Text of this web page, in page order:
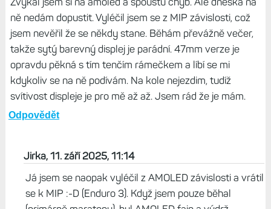
od včerejška Pro, displej super, ale už teď ví, že ta
tloušťka mu bude vadit v zimě kvůli oblečení.
Hlavně jsem zvědavý, jak to dopadne v budoucnu
s 43mm modelem, když už teď ho Garmin vypustil.
Odpovědět
G44, 10. září 2025, 13:47
Zvykal jsem si na amoled a spoustu chyb. Ale dneska na
jsem nevěřil že se někdy stane. Běhám převážně večer,
takže sytý barevný displej je parádní. 47mm verze je